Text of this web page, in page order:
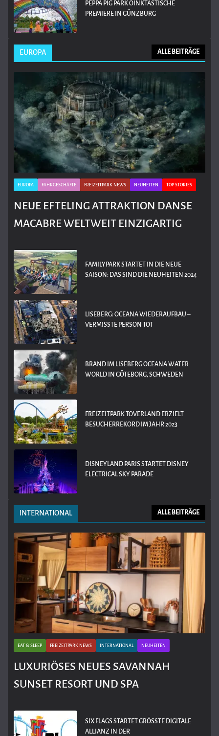
PEPPA PIG PARK OINKTASTISCHE
PREMIERE IN GÜNZBURG
EUROPA ALLE BEITRÄGE
EUROPA FAHRGESCHÄFTE FREIZEITPARK NEWS NEUHEITEN TOP STORIES
NEUE EFTELING ATTRAKTION DANSE
MACABRE WELTWEIT EINZIGARTIG
FAMILYPARK STARTET IN DIE NEUE
SAISON: DAS SIND DIE NEUHEITEN 2024
LISEBERG: OCEANA WIEDERAUFBAU –
VERMISSTE PERSON TOT
BRAND IM LISEBERG OCEANA WATER
WORLD IN GÖTEBORG, SCHWEDEN
FREIZEITPARK TOVERLAND ERZIELT
BESUCHERREKORD IM JAHR 2023
DISNEYLAND PARIS STARTET DISNEY
ELECTRICAL SKY PARADE
INTERNATIONAL ALLE BEITRÄGE
EAT & SLEEP FREIZEITPARK NEWS INTERNATIONAL NEUHEITEN
LUXURIÖSES NEUES SAVANNAH
SUNSET RESORT UND SPA
SIX FLAGS STARTET GRÖSSTE DIGITALE A
LLIANZ IN DER F